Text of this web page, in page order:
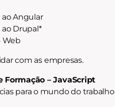
Angular
Drupal*
Web
com as empresas.
Formação – JavaScript
para o mundo do trabalho